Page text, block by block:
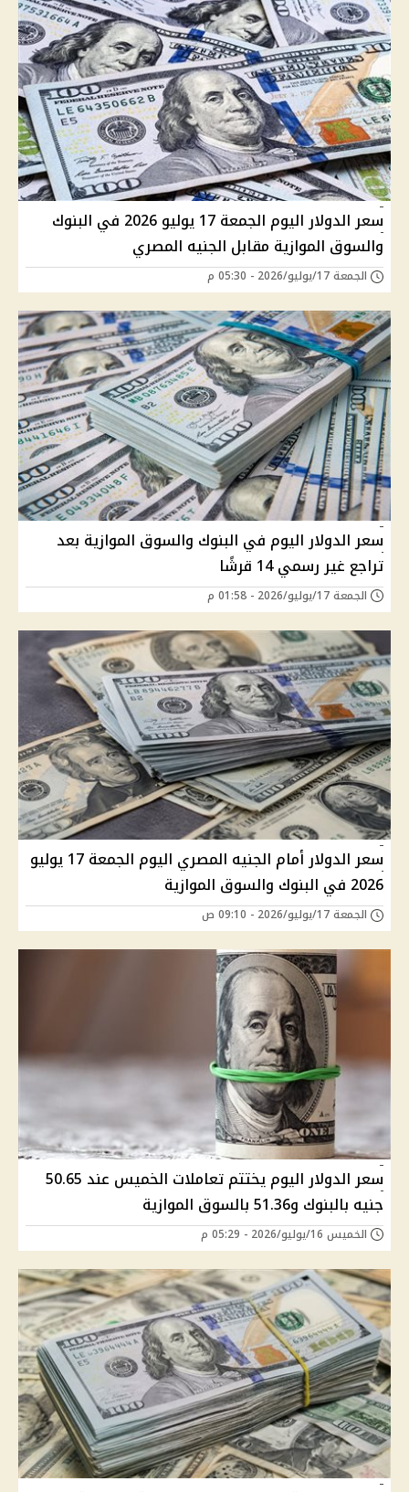
سعر الدولار اليوم الجمعة 17 يوليو 2026 في البنوك
والسوق الموازية مقابل الجنيه المصري
الجمعة 17/يوليو/2026 - 05:30 م
سعر الدولار اليوم في البنوك والسوق الموازية بعد
تراجع غير رسمي 14 قرشًا
الجمعة 17/يوليو/2026 - 01:58 م
سعر الدولار أمام الجنيه المصري اليوم الجمعة 17 يوليو
2026 في البنوك والسوق الموازية
الجمعة 17/يوليو/2026 - 09:10 ص
سعر الدولار اليوم يختتم تعاملات الخميس عند 50.65
جنيه بالبنوك و51.36 بالسوق الموازية
الخميس 16/يوليو/2026 - 05:29 م